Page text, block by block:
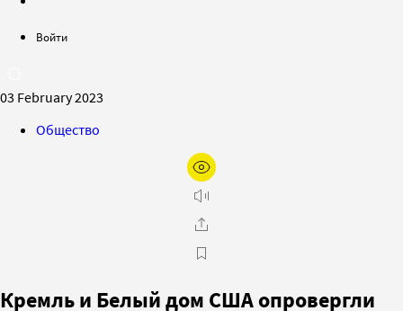
Войти
03 February 2023
Общество
Кремль и Белый дом США опровергли